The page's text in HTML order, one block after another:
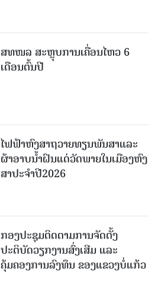
ສທໜລ ສະຫຼຸບການເຄື່ອນໄຫວ 6
ເດືອນຕົ້ນປີ
ໄຟຟ້າຫົງສາຖວາຍທຽນພັນສາແລະ
ຜ້າອາບນໍ້າຝົນແດ່ວັດພາຍໃນເມືອງຫົງ
ສາປະຈໍາປີ2026
ກອງປະຊຸມຕິດຕາມການຈັດຕັ້ງ
ປະຕິບັດວຽກງານສົ່ງເສີມ ແລະ
ຄຸ້ມຄອງການລົງທຶນ ຂອງແຂວງບໍ່ແກ້ວ